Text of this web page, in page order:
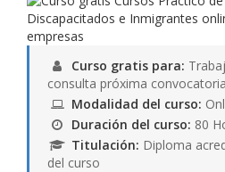
Curso gratis para:
consulta próxima convocatoria
Modalidad del curso:
Duración del curso: 80
Titulación: Diploma
del curso